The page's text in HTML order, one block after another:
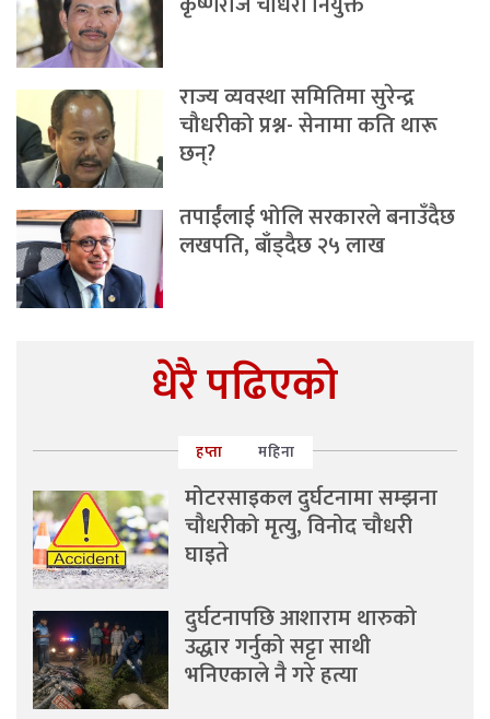
राज्य व्यवस्था समितिमा सुरेन्द्र
चौधरीको प्रश्न- सेनामा कति थारू
छन्?
तपाईंलाई भोलि सरकारले बनाउँदैछ
लखपति, बाँड्दैछ २५ लाख
धेरै पढिएको
हप्ता महिना
मोटरसाइकल दुर्घटनामा सम्झना
चौधरीको मृत्यु, विनोद चौधरी
घाइते
दुर्घटनापछि आशाराम थारुको
उद्धार गर्नुको सट्टा साथी
भनिएकाले नै गरे हत्या